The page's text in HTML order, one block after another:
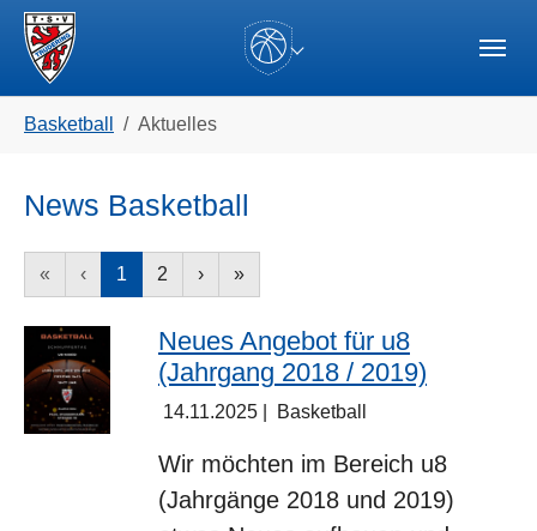
Skip to main navigation
Zum Hauptinhalt springen
Skip to page footer
Basketball Aktuelles
News Basketball
« ‹ 1 2 › »
Neues Angebot für u8
(Jahrgang 2018 / 2019)
14.11.2025 Basketball
Wir möchten im Bereich u8
(Jahrgänge 2018 und 2019)